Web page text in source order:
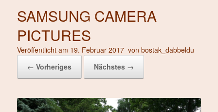
SAMSUNG CAMERA
PICTURES
Veröffentlicht am 19. Februar 2017 von bostak_dabbeldu
← Vorheriges
Nächstes →